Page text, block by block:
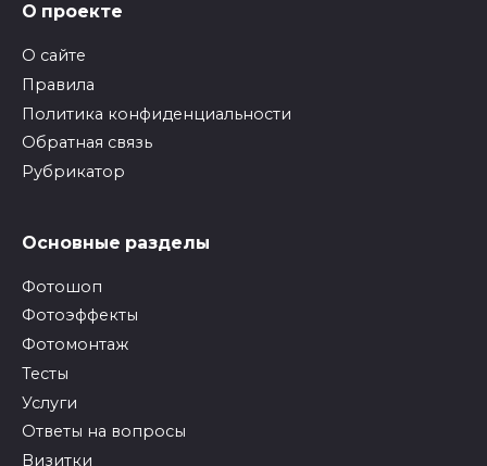
О проекте
О сайте
Правила
Политика конфиденциальности
Обратная связь
Рубрикатор
Основные разделы
Фотошоп
Фотоэффекты
Фотомонтаж
Тесты
Услуги
Ответы на вопросы
Визитки